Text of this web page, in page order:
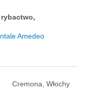
Amedeo
Cremona, Włochy